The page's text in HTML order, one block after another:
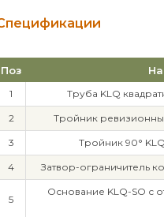
Поз
1 Труба KLQ
2 Тройник
3 Тройник 90°
4 Затвор-ограничитель
5
Основание KLQ-SO с